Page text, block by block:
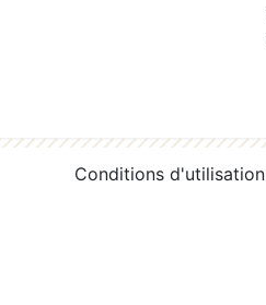
Conditions d'utilisation